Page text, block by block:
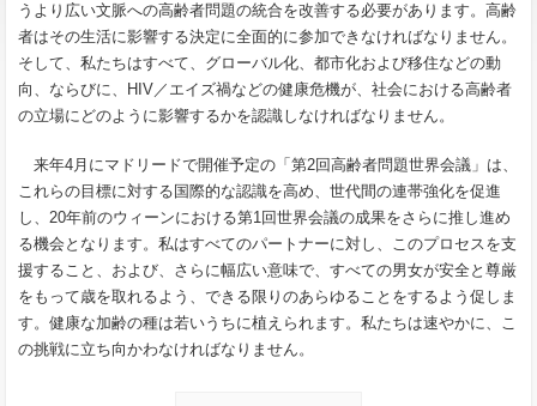
うより広い文脈への高齢者問題の統合を改善する必要があります。高齢
者はその生活に影響する決定に全面的に参加できなければなりません。
そして、私たちはすべて、グローバル化、都市化および移住などの動
向、ならびに、HIV／エイズ禍などの健康危機が、社会における高齢者
の立場にどのように影響するかを認識しなければなりません。
来年4月にマドリードで開催予定の「第2回高齢者問題世界会議」は、
これらの目標に対する国際的な認識を高め、世代間の連帯強化を促進
し、20年前のウィーンにおける第1回世界会議の成果をさらに推し進め
る機会となります。私はすべてのパートナーに対し、このプロセスを支
援すること、および、さらに幅広い意味で、すべての男女が安全と尊厳
をもって歳を取れるよう、できる限りのあらゆることをするよう促しま
す。健康な加齢の種は若いうちに植えられます。私たちは速やかに、こ
の挑戦に立ち向かわなければなりません。